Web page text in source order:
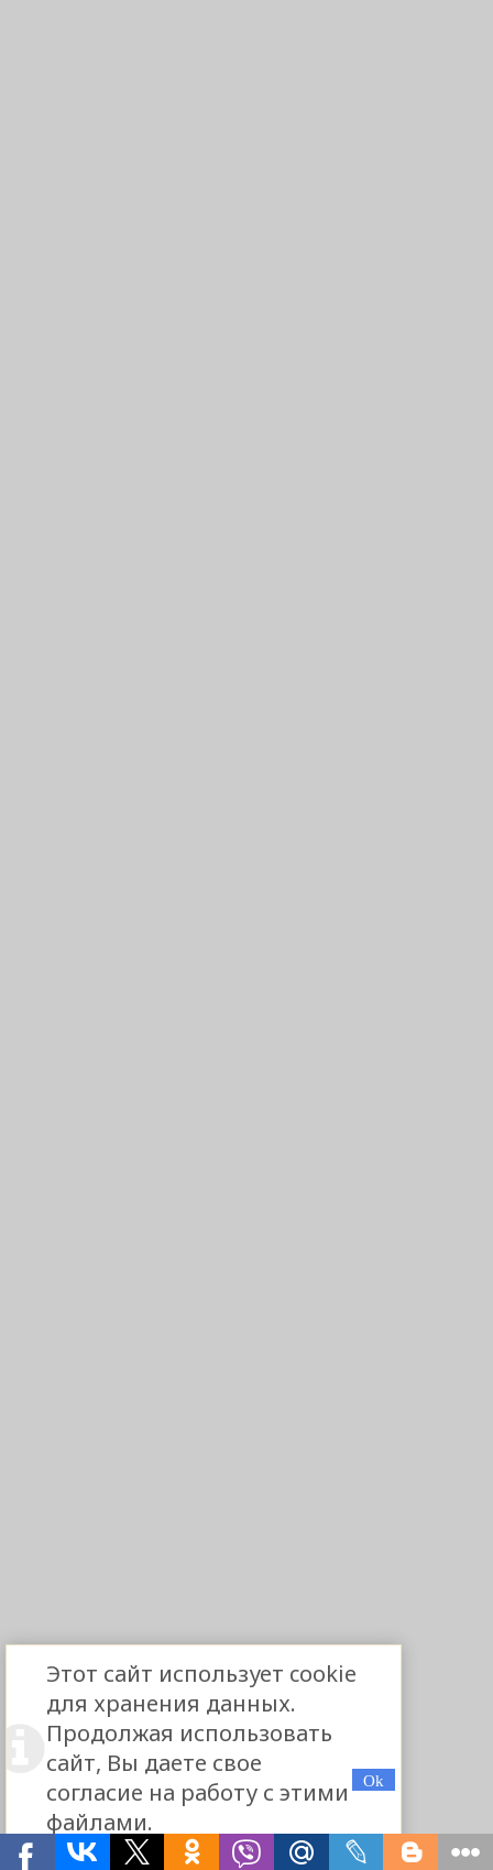
Этот сайт использует cookie
для хранения данных.
Продолжая использовать
сайт, Вы даете свое
согласие на работу с этими
файлами.